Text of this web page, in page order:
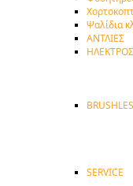
Ψαλίδια
ΑΝΤΛΙΕΣ
SERVICE